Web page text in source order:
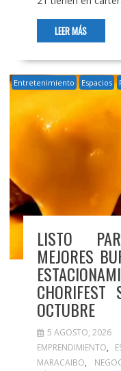
LEER MÁS
Entretenimiento Espacios
LISTO
MEJORES
OCTUBRE
5 AGOSTO, 2026
EMPRENDIMIENTO,
MARACAIBO,